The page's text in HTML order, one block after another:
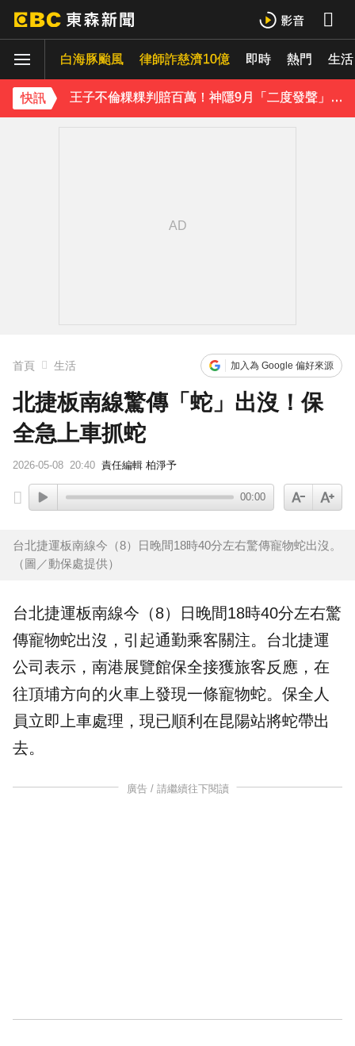
白海豚颱風 律師詐慈濟10億 即時 熱門 生活
快訊
王子不倫粿粿判賠百萬！神隱9月「二度發聲」：行過死陰的幽谷
下載東森App，隨時掌握天下大小事！
首頁 生活 加入為 Google 偏好來源
北捷板南線驚傳「蛇」出沒！保
全急上車抓蛇
2026-05-08 20:40 責任編輯 柏淨予
00:00
台北捷運板南線今（8）日晚間18時40分左右驚傳寵物蛇出沒。
（圖／動保處提供）
台北捷運板南線今（8）日晚間18時40分左右驚
傳寵物蛇出沒，引起通勤乘客關注。台北捷運
公司表示，南港展覽館保全接獲旅客反應，在
往頂埔方向的火車上發現一條寵物蛇。保全人
員立即上車處理，現已順利在昆陽站將蛇帶出
去。
廣告 / 請繼續往下閱讀